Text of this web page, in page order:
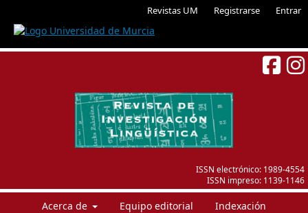
Revistas UM Registrarse Entrar
ISSN electrónico: 1989-4554
ISSN impreso: 1139-1146
Acerca de Equipo editorial Indexación